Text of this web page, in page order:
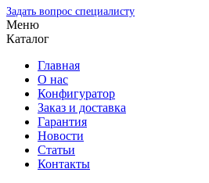
Задать вопрос специалисту
Меню
Каталог
Главная
О нас
Конфигуратор
Заказ и доставка
Гарантия
Новости
Статьи
Контакты